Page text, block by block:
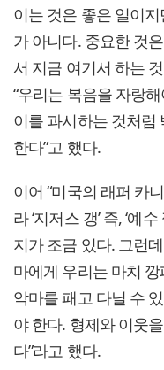
이는 것은 좋은 일이
가 아니다. 중요한 것
서 지금 여기서 하는
“우리는 복음을 자랑
이를 과시하는 것처럼
한다”고 했다.
이어 “미국의 래퍼 카
라 ‘지저스 갱’ 즉, ‘예
지가 조금 있다. 그런
마에게 우리는 마치
악마를 패고 다닐 수
야 한다. 형제와 이웃
다”라고 했다.